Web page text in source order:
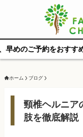
をおすすめします
ホーム ブログ
頸椎ヘルニア
肢を徹底解説